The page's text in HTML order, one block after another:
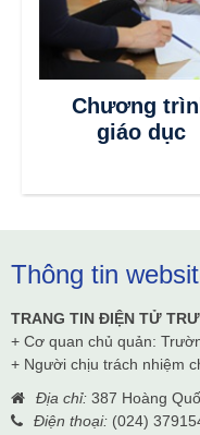
Chương
giáo dục
Thông tin
TRANG TIN ĐIỆN TỬ
+ Cơ quan chủ quản:
+ Người chịu trách nhiệm
Địa chỉ: 387 Hoàng
Điện thoại: (024)